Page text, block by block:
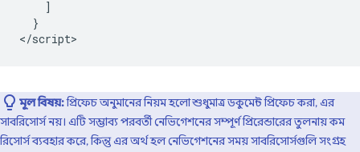
    ]
  }
মূল বিষয়:প্রিফেচ অনুমানের নিয়ম হলো শুধুমাত্র ডকুমেন্ট প্রিফেচ করা, এর
সাবরিসোর্স নয়। এটি সম্ভাব্য পরবর্তী নেভিগেশনের সম্পূর্ণ প্রিরেন্ডারের তুলনায় কম
রিসোর্স ব্যবহার করে, কিন্তু এর অর্থ হল নেভিগেশনের সময় সাবরিসোর্সগুলি সংগ্রহ